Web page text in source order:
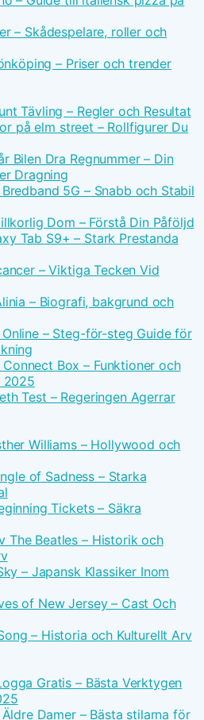
– Skådespelare, roller och
– Priser och trender
Tävling – Regler och Resultat
på elm street – Rollfigurer Du
Bilen Dra Regnummer – Din
Dragning
5G – Snabb och Stabil
Dom – Förstå Din Påföljd
Tab S9+ – Stark Prestanda
– Viktiga Tecken Vid
– Biografi, bakgrund och
Online – Steg-för-steg Guide för
Connect Box – Funktioner och
2025
Test – Regeringen Agerrar
Williams – Hollywood och
of Sadness – Starka
Tickets – Säkra
The Beatles – Historik och
– Japansk Klassiker Inom
of New Jersey – Cast Och
– Historia och Kulturellt Arv
Gratis – Bästa Verktygen
Damer – Bästa stilarna för